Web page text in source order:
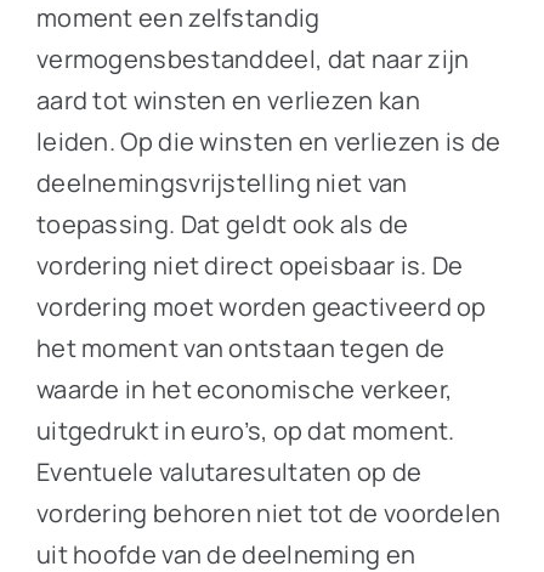
moment een zelfstandig
vermogensbestanddeel, dat naar zijn
aard tot winsten en verliezen kan
leiden. Op die winsten en verliezen is de
deelnemingsvrijstelling niet van
toepassing. Dat geldt ook als de
vordering niet direct opeisbaar is. De
vordering moet worden geactiveerd op
het moment van ontstaan tegen de
waarde in het economische verkeer,
uitgedrukt in euro’s, op dat moment.
Eventuele valutaresultaten op de
vordering behoren niet tot de voordelen
uit hoofde van de deelneming en